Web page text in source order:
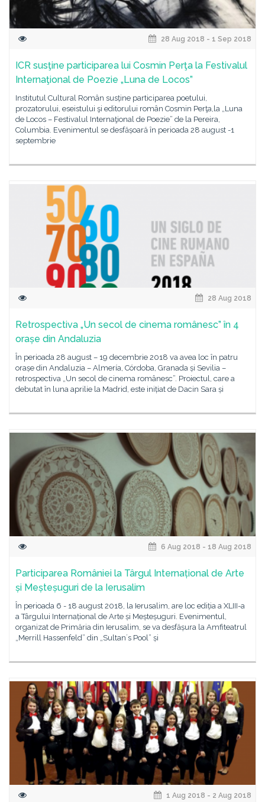
28 Aug 2018 - 1 Sep 2018
ICR susţine participarea lui Cosmin Perţa la Festivalul
Internaţional de Poezie „Luna de Locos”
Institutul Cultural Român susține participarea poetului,
prozatorului, eseistului şi editorului român Cosmin Perţa,la „Luna
de Locos – Festivalul Internaţional de Poezie” de la Pereira,
Columbia. Evenimentul se desfășoară în perioada 28 august -1
septembrie
28 Aug 2018
Retrospectiva „Un secol de cinema românesc” în 4
orașe din Andaluzia
În perioada 28 august – 19 decembrie 2018 va avea loc în patru
orașe din Andaluzia – Almería, Córdoba, Granada și Sevilia –
retrospectiva „Un secol de cinema românesc”. Proiectul, care a
debutat în luna aprilie la Madrid, este inițiat de Dacin Sara și
6 Aug 2018 - 18 Aug 2018
Participarea României la Târgul Internațional de Arte
și Meșteșuguri de la Ierusalim
În perioada 6 - 18 august 2018, la Ierusalim, are loc ediția a XLIII-a
a Târgului Internațional de Arte și Meșteșuguri. Evenimentul,
organizat de Primăria din Ierusalim, se va desfășura la Amfiteatrul
„Merrill Hassenfeld” din „Sultan´s Pool” și
1 Aug 2018 - 2 Aug 2018